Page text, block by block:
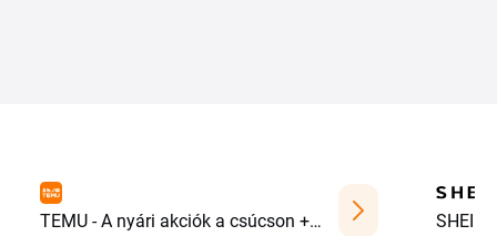
TEMU - A nyári akciók a csúcson +
SHEIN